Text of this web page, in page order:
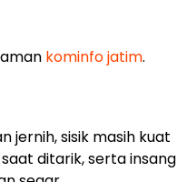
kominfo jatim.
jernih, sisik masih kuat
ditarik, serta insang